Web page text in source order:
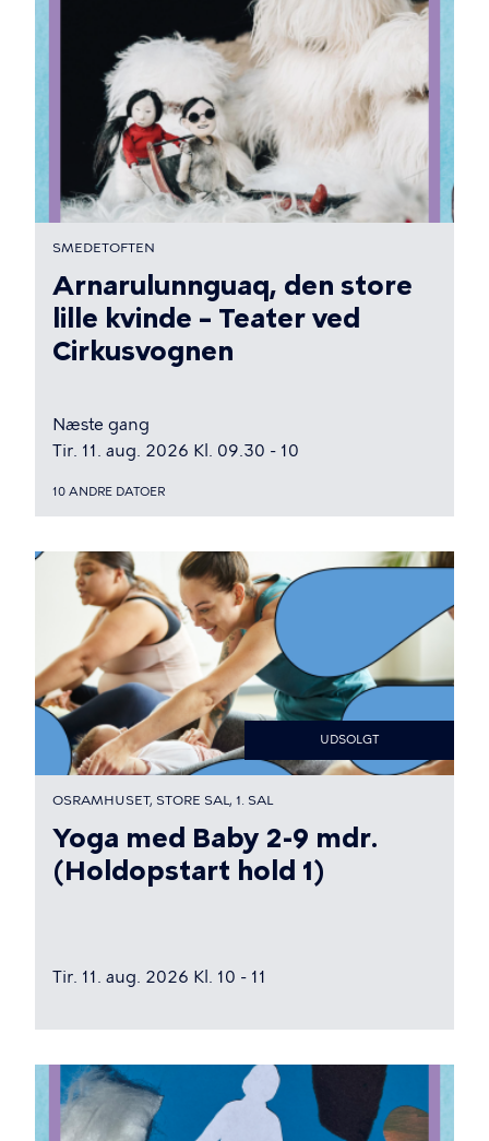
SMEDETOFTEN
Arnarulunnguaq, den store
lille kvinde – Teater ved
Cirkusvognen
Næste gang
Tir. 11. aug. 2026 Kl. 09.30 - 10
10 ANDRE DATOER
UDSOLGT
OSRAMHUSET, STORE SAL, 1. SAL
Yoga med Baby 2-9 mdr.
(Holdopstart hold 1)
Tir. 11. aug. 2026 Kl. 10 - 11